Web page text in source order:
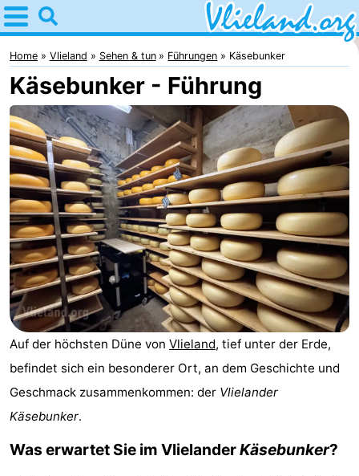
Home
Vlieland
Tipps
Für
kindern
Oost-
Vlieland
Natur
Übernachten
Appartements
-
Vlieduyn
Campingplätze
Lastminutes
Strand
Home Vlieland Sehen & tun Führungen Käsebunker
Käsebunker - Führung
Auf der höchsten Düne von Vlieland, tief unter der Erde,
befindet sich ein besonderer Ort, an dem Geschichte und
Geschmack zusammenkommen: der Vlielander
Käsebunker.
Was erwartet Sie im VlielanderKäsebunker?